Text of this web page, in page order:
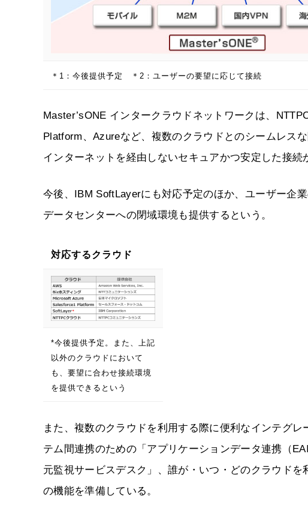
＊1：今後提供予定 ＊2：ユーザーの要望に応じて接続
Master’sONE インタークラウドネットワークは、
Platform、Azureなど、複数のクラウドとのシームレス
インターネットを経由しないセキュアかつ安定した接続
今後、IBM SoftLayerにも対応予定のほか、ユーザー企
データセンターへの閉域環境も提供するという。
対応するクラウド
*今後提供予定。また、上記
以外のクラウドにおいて
も、要望に合わせ接続環境
を提供できるという
また、複数のクラウドを利用する際に便利なインテグ
テム間連携のための「アプリケーションデータ連携（
元監視サービスデスク」、誰が・いつ・どのクラウド
の機能を準備している。